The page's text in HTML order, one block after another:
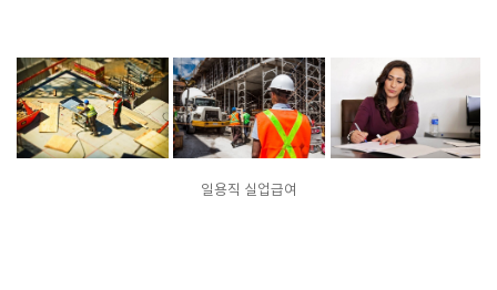
일용직 실업급여